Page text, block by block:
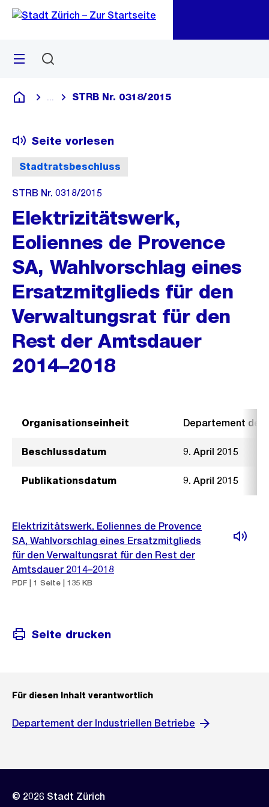
Navigation
Sprunglink
Menü
Deutsch
Blende alle Breadcrumbs ein
STRB Nr. 0318/2015
Stadtratsbeschluss
Seite vorlesen
STRB Nr. 0318/2015
Elektrizitätswerk,
Eoliennes de Provence
SA, Wahlvorschlag eines
Ersatzmitglieds für den
Verwaltungsrat für den
Rest der Amtsdauer
2014–2018
Organisationseinheit Departement der
Beschlussdatum 9. April 2015
Publikationsdatum 9. April 2015
Elektrizitätswerk, Eoliennes de Provence
SA, Wahlvorschlag eines Ersatzmitglieds
für den Verwaltungsrat für den Rest der
Amtsdauer 2014–2018
PDF | 1 Seite | 135 KB
Seite drucken
Für diesen Inhalt verantwortlich
Departement der Industriellen Betriebe
© 2026 Stadt Zürich